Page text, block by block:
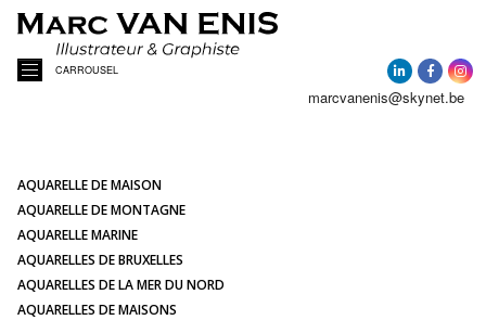
CARROUSEL
A PROPOS
ACTUALITÉ
AQUARELLES
marcvanenis@skynet.be
AQUARELLE DE MAISON
AQUARELLE DE MONTAGNE
AQUARELLE MARINE
AQUARELLES DE BRUXELLES
AQUARELLES DE LA MER DU NORD
AQUARELLES DE MAISONS